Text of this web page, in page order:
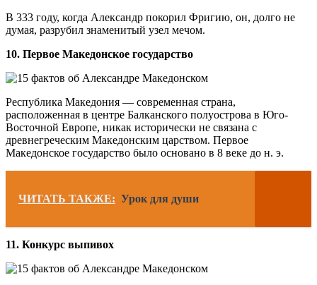
В 333 году, когда Александр покорил Фригию, он, долго не
думая, разрубил знаменитый узел мечом.
10. Первое Македонское государство
Республика Македония — современная страна,
расположенная в центре Балканского полуострова в Юго-
Восточной Европе, никак исторически не связана с
древнегреческим Македонским царством. Первое
Македонское государство было основано в 8 веке до н. э.
ЧИТАТЬ ТАКЖЕ: Урок для души
11. Конкурс выпивох